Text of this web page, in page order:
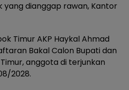
yang dianggap rawan, Kantor
Timur AKP Haykal Ahmad
Bakal Calon Bupati dan
anggota di terjunkan
2028.